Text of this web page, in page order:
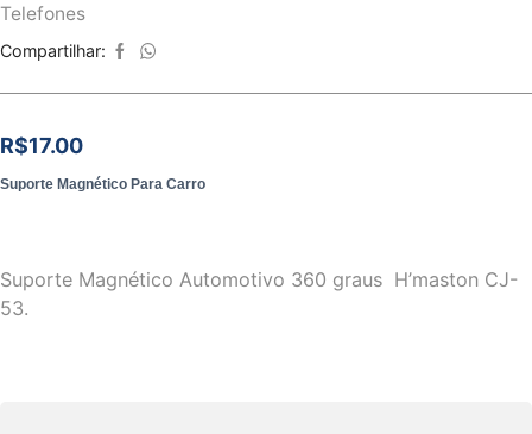
Telefones
Compartilhar:
R$17.00
Suporte Magnético Para Carro
Suporte Magnético Automotivo 360 graus H’maston CJ-
53.